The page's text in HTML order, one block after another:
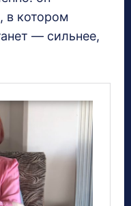
в котором
— сильнее,